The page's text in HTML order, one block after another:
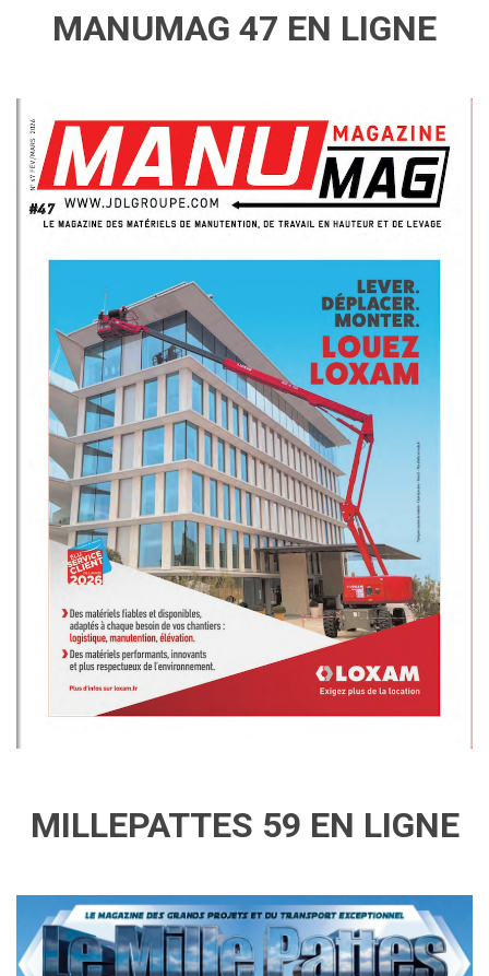
MANUMAG 47 EN LIGNE
MILLEPATTES 59 EN LIGNE